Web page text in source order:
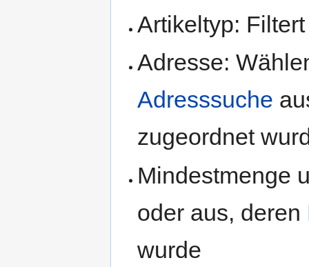
Artikeltyp:
Adresse:
Adresssuche
zugeordnet
Mindestmenge
oder aus, deren
wurde